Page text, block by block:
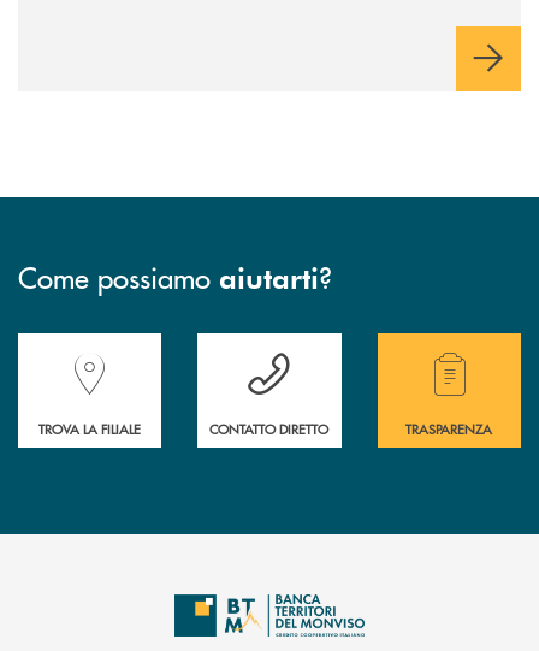
Come possiamo aiutarti?
Accedi all' elenco completo delle filiali della Banca.
TROVA LA FILIALE
Hai bisogno di assistenza immediata?
CONTATTO DIRETTO
Hai bisogno di
TRASPARENZA